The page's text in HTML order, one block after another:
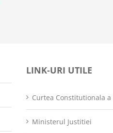
LINK-URI UTILE
Curtea Constitutionala a
Ministerul Justitiei